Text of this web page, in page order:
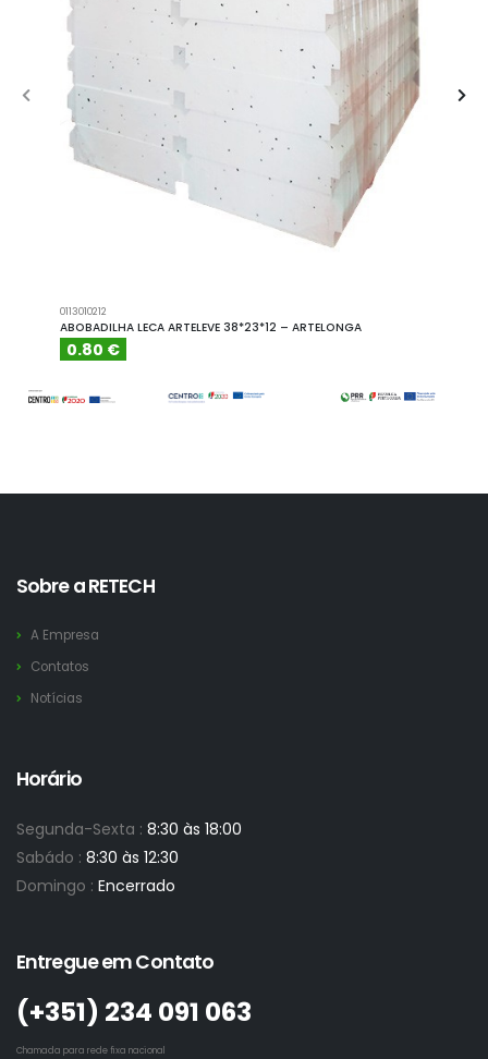
0113010212
ABOBADILHA LECA ARTELEVE 38*23*12 – ARTELONGA
0.80 €
Sobre a RETECH
A Empresa
Contatos
Notícias
Horário
Segunda-Sexta : 8:30 às 18:00
Sabádo : 8:30 às 12:30
Domingo : Encerrado
Entregue em Contato
(+351)­ 234 091 063
Chamada para rede fixa nacional